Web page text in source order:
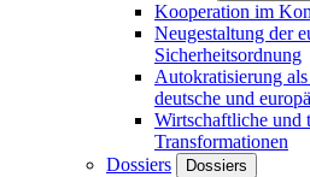
Kooperation im
Neugestaltung der
Sicherheitsordnung
Autokratisierung
deutsche und
Wirtschaftliche und
Transformationen
Dossiers
Dossiers